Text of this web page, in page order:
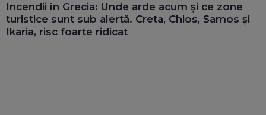
Incendii în Grecia: Unde arde acum și ce zone
turistice sunt sub alertă. Creta, Chios, Samos și
Ikaria, risc foarte ridicat